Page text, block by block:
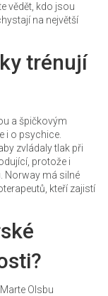
vědět, kdo jsou
na největší
trénují
a špičkovým
i o psychice.
zvládaly tlak při
protože i
Norway má silné
kteří zajistí
Olsbu